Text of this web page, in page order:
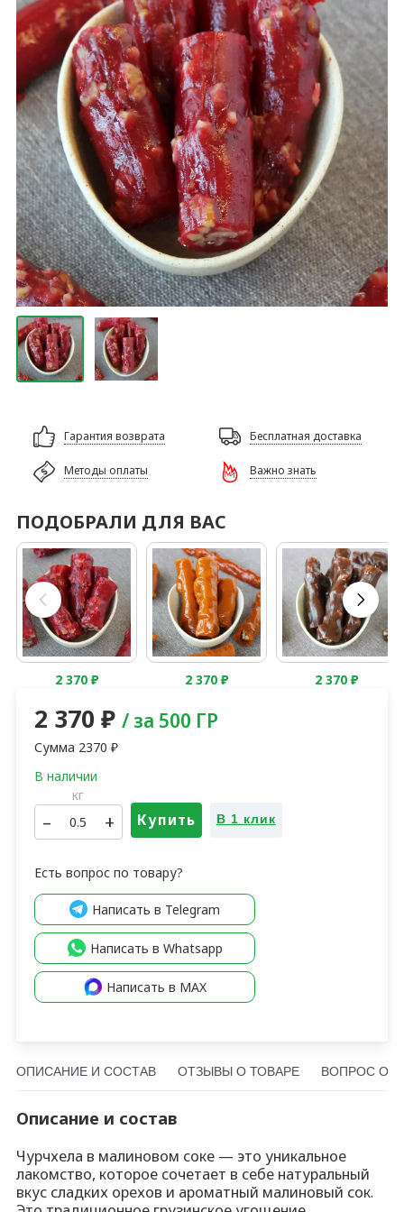
Гарантия возврата Бесплатная доставка
Методы оплаты Важно знать
ПОДОБРАЛИ ДЛЯ ВАС
2 370₽ 2 370₽ 2 370₽
2 370 ₽ / за 500 ГР
Сумма 2370 ₽
кг
– + Купить В 1 клик
Есть вопрос по товару?
Написать в Telegram
Написать в Whatsapp
Написать в MAX
ОПИСАНИЕ И СОСТАВ ОТЗЫВЫ О ТОВАРЕ ВОПРОС О
Описание и состав
Чурчхела в малиновом соке — это уникальное
лакомство, которое сочетает в себе натуральный
вкус сладких орехов и ароматный малиновый сок.